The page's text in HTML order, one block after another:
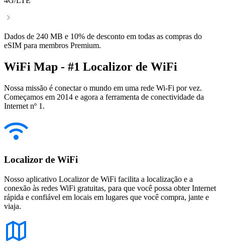
Dados de 240 MB e 10% de desconto em todas as compras do
eSIM para membros Premium.
WiFi Map - #1 Localizor de WiFi
Nossa missão é conectar o mundo em uma rede Wi-Fi por vez.
Começamos em 2014 e agora a ferramenta de conectividade da
Internet nº 1.
Localizor de WiFi
Nosso aplicativo Localizor de WiFi facilita a localização e a
conexão às redes WiFi gratuitas, para que você possa obter Internet
rápida e confiável em locais em lugares que você compra, jante e
viaja.